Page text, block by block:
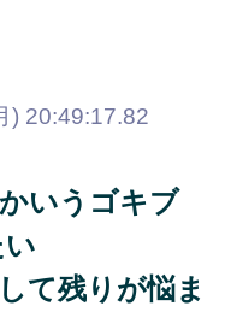
) 20:49:17.82
いうゴキブ
て残りが悩ま